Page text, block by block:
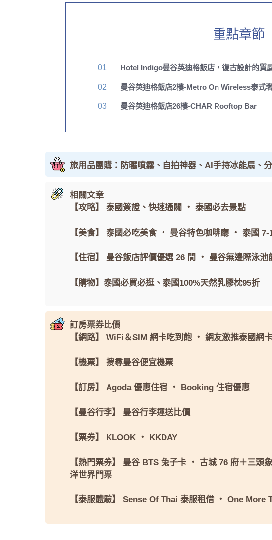
重點章節
Hotel Indigo曼谷英迪格飯店，復古設計的質
曼谷英迪格飯店2樓-Metro On Wireless泰式
曼谷英迪格飯店26樓-CHAR Rooftop Bar
旅用品團購：防曬噴霧、自拍神器、AI手持冰能扇、
相關文章
【攻略】
泰國簽證、快速通關 ・ 泰國必去景點
【美食】 泰國必吃美食・ 曼谷特色咖啡廳 ・ 泰國 7-
【住宿】 曼谷飯店評價優選 26 間 ・ 曼谷無邊際泳池
【購物】 泰國必買必逛 、 泰國100%天然乳膠枕95折
訂房票券比價
【網路】
WiFi＆SIM 網卡吃到飽 ・ 網友激推泰國網卡
【機票】 搜尋曼谷便宜機票
【訂房】 Agoda 優惠住宿 ・ Booking 住宿優惠
【曼谷行李】 曼谷行李運送比價
【票券】 KLOOK ・ KKDAY
【熱門票券】 曼谷 BTS 兔子卡 ・ 古城 76 府＋三頭
洋世界門票
【泰服體驗】 Sense Of Thai 泰服租借 ・ One More